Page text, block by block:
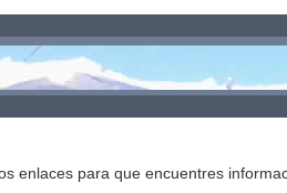
enlaces para que encuentres